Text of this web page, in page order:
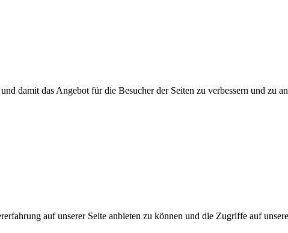
damit das Angebot für die Besucher der Seiten zu verbessern und zu
auf unserer Seite anbieten zu können und die Zugriffe auf